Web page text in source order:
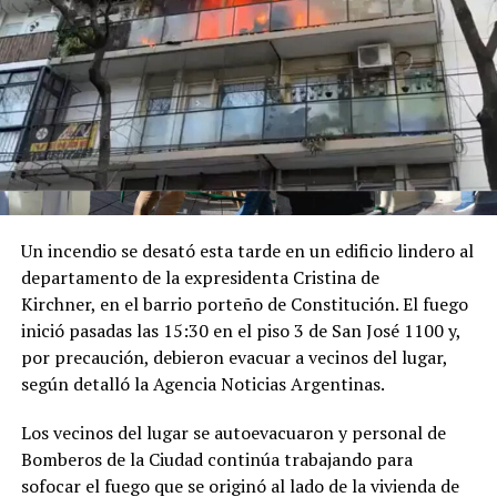
Santiago de Cali, en la sede de la Cámara de Comercio de
Cali.
Luego tuvo lugar el encuentro de Milei con el Rey de
España, del que participaron Karina Milei y Quirno. "Su
Majestad, que placer verlo", lo saludó el mandatario
argentino en las imágenes que difundió Presidencia.
ceremonia de juramentación y toma de posesión del
presidente colombiano electo.
Finalmente, a la madrugada de la Argentina, partía el
vuelo presidencial desde Santiago de Cali con destino a
Buenos Aires.
Un incendio se desató esta tarde en un edificio lindero al
departamento de la expresidenta Cristina de
Kirchner, en el barrio porteño de Constitución. El fuego
inició pasadas las 15:30 en el piso 3 de San José 1100 y,
por precaución, debieron evacuar a vecinos del lugar,
según detalló la Agencia Noticias Argentinas.
Los vecinos del lugar se autoevacuaron y personal de
Bomberos de la Ciudad continúa trabajando para
sofocar el fuego que se originó al lado de la vivienda de